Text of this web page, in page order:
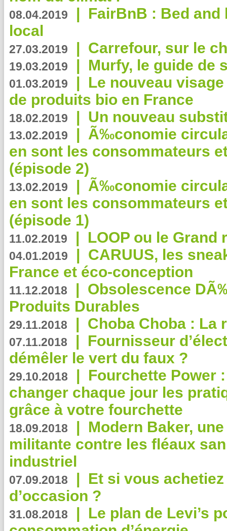
08.04.2019 | FairBnB : Bed
local
27.03.2019 | Carrefour, sur le
19.03.2019 | Murfy, le guide de
01.03.2019 | Le nouveau
de produits bio en France
18.02.2019 | Un nouveau
13.02.2019 | Ã‰conomie
en sont les consommateurs
(épisode 2)
13.02.2019 | Ã‰conomie
en sont les consommateurs
(épisode 1)
11.02.2019 | LOOP ou le Grand
04.01.2019 | CARUUS, les
France et éco-conception
11.12.2018 | Obsolescence
Produits Durables
29.11.2018 | Choba Choba : La
07.11.2018 | Fournisseur
démêler le vert du faux ?
29.10.2018 | Fourchette Power
changer chaque jour les
grâce à votre fourchette
18.09.2018 | Modern Baker,
militante contre les fléaux
industriel
07.09.2018 | Et si vous
d’occasion ?
31.08.2018 | Le plan de Levi’s